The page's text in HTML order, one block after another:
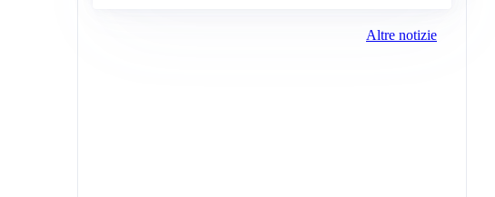
Altre notizie